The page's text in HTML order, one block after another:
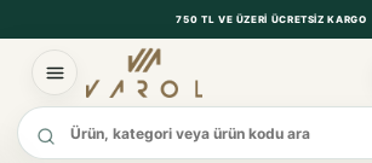
750 TL VE ÜZERI ÜCRETSIZ KARGO
Ürün ara